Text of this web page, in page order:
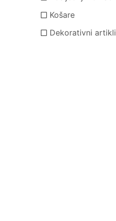
Košare
Dekorativni artikli